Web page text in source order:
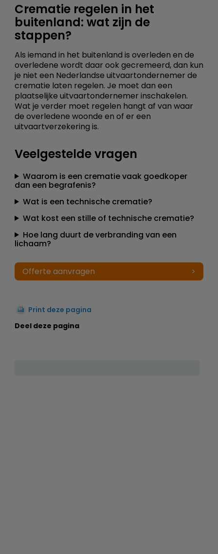
Crematie regelen in het
buitenland: wat zijn de
stappen?
Als iemand in het buitenland is overleden en de
overledene wordt daar ook gecremeerd, dan kun
je niet een Nederlandse uitvaartondernemer de
crematie laten regelen. Je moet dan een
plaatselijke uitvaartondernemer inschakelen.
Wat je verder moet regelen hangt af van waar
de overledene woonde en of er een
uitvaartverzekering is.
Veelgestelde vragen
Waarom is een crematie vaak goedkoper
dan een begrafenis?
Wat is een technische crematie?
Wat kost een stille of technische crematie?
Hoe lang duurt de verbranding van een
lichaam?
Offerte aanvragen
Print deze pagina
Deel deze pagina